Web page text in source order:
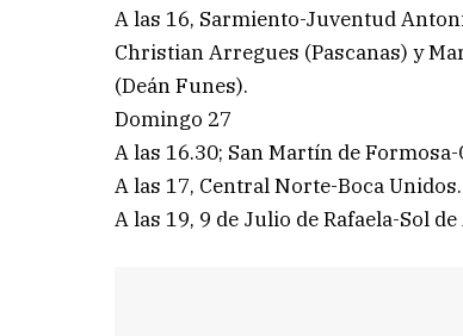
A las 16, Sarmiento-Juventud
Christian Arregues (Pascanas) y
(Deán Funes).
Domingo 27
A las 16.30; San Martín de
A las 17, Central Norte-Boca
A las 19, 9 de Julio de Rafaela-Sol